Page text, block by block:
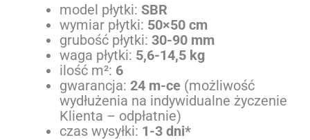
model płytki:SBR
wymiar płytki: 50×50 cm
grubość płytki:30-90 mm
waga płytki: 5,6-14,5 kg
ilość m²: 6
gwarancja:24 m-ce (możliwość
wydłużenia na indywidualne życzenie
Klienta – odpłatnie)
czas wysyłki: 1-3 dni*